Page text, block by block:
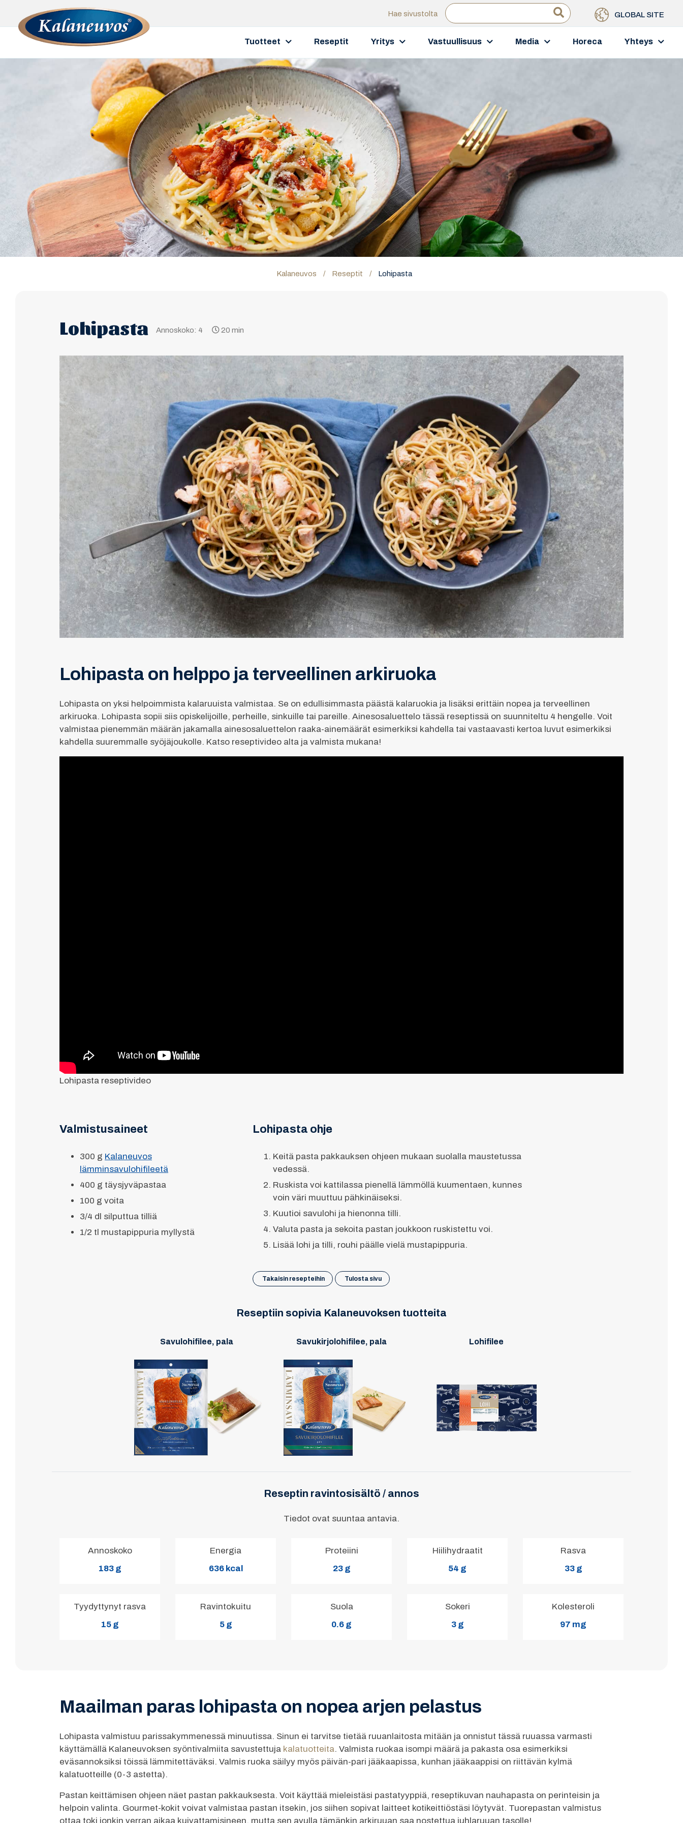
GLOBAL SITE
Hae sivustolta
Tuotteet Reseptit Yritys Vastuullisuus Media Horeca Yhteys
Kalaneuvos / Reseptit / Lohipasta
Lohipasta Annoskoko: 4 20 min
Lohipasta on helppo ja terveellinen arkiruoka
Lohipasta on yksi helpoimmista kalaruuista valmistaa. Se on edullisimmasta päästä kalaruokia ja lisäksi erittäin nopea ja terveellinen
arkiruoka. Lohipasta sopii siis opiskelijoille, perheille, sinkuille tai pareille. Ainesosaluettelo tässä reseptissä on suunniteltu 4 hengelle. Voit
valmistaa pienemmän määrän jakamalla ainesosaluettelon raaka-ainemäärät esimerkiksi kahdella tai vastaavasti kertoa luvut esimerkiksi
kahdella suuremmalle syöjäjoukolle. Katso reseptivideo alta ja valmista mukana!
Lohipasta reseptivideo
Valmistusaineet
300 g Kalaneuvos
lämminsavulohifileetä
400 g täysjyväpastaa
100 g voita
3/4 dl silputtua tilliä
1/2 tl mustapippuria myllystä
Lohipasta ohje
Keitä pasta pakkauksen ohjeen mukaan suolalla maustetussa
vedessä.
Ruskista voi kattilassa pienellä lämmöllä kuumentaen, kunnes
voin väri muuttuu pähkinäiseksi.
Kuutioi savulohi ja hienonna tilli.
Valuta pasta ja sekoita pastan joukkoon ruskistettu voi.
Lisää lohi ja tilli, rouhi päälle vielä mustapippuria.
Takaisin resepteihin Tulosta sivu
Reseptiin sopivia Kalaneuvoksen tuotteita
Savulohifilee, pala Savukirjolohifilee, pala Lohifilee
Reseptin ravintosisältö / annos
Tiedot ovat suuntaa antavia.
Annoskoko
183 g
Energia
636 kcal
Proteiini
23 g
Hiilihydraatit
54 g
Rasva
33 g
Tyydyttynyt rasva
15 g
Ravintokuitu
5 g
Suola
0.6 g
Sokeri
3 g
Kolesteroli
97 mg
Maailman paras lohipasta on nopea arjen pelastus
Lohipasta valmistuu parissakymmenessä minuutissa. Sinun ei tarvitse tietää ruuanlaitosta mitään ja onnistut tässä ruuassa varmasti
käyttämällä Kalaneuvoksen syöntivalmiita savustettuja kalatuotteita. Valmista ruokaa isompi määrä ja pakasta osa esimerkiksi
eväsannoksiksi töissä lämmitettäväksi. Valmis ruoka säilyy myös päivän-pari jääkaapissa, kunhan jääkaappisi on riittävän kylmä
kalatuotteille (0-3 astetta).
Pastan keittämisen ohjeen näet pastan pakkauksesta. Voit käyttää mieleistäsi pastatyyppiä, reseptikuvan nauhapasta on perinteisin ja
helpoin valinta. Gourmet-kokit voivat valmistaa pastan itsekin, jos siihen sopivat laitteet kotikeittiöstäsi löytyvät. Tuorepastan valmistus
ottaa toki jonkin verran aikaa kuivattamisineen, mutta sen avulla tämänkin arkiruuan saa nostettua juhlaruuan tasolle!